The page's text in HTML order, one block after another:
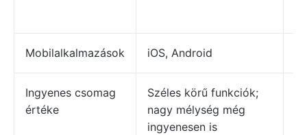
Mobilalkalmazások iOS, Android
Ingyenes csomag
értéke
Széles körű funkciók;
nagy mélység még
ingyenesen is